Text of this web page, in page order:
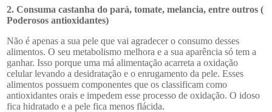
2. Consuma castanha do pará, tomate, melancia, entre outros (
Poderosos antioxidantes)
Não é apenas a sua pele que vai agradecer o consumo desses
alimentos. O seu metabolismo melhora e a sua aparência só tem a
ganhar. Isso porque uma má alimentação acarreta a oxidação
celular levando a desidratação e o enrugamento da pele. Esses
alimentos possuem componentes que os classificam como
antioxidantes orais e impedem esse processo de oxidação. O idoso
fica hidratado e a pele fica menos flácida.